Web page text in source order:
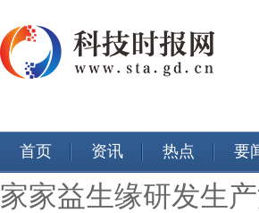
首页 资讯 热点 要
家家益生缘研发生